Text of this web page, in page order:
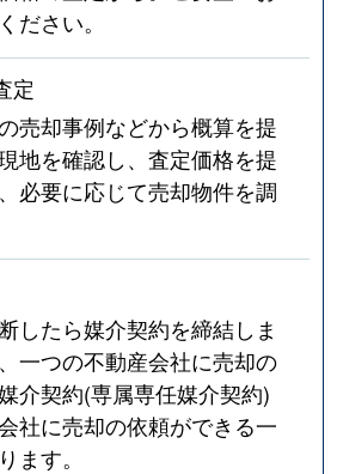
ださい。
定
売却事例などから概算を提
地を確認し、査定価格を提
必要に応じて売却物件を調
したら媒介契約を締結しま
一つの不動産会社に売却の
介契約(専属専任媒介契約)
社に売却の依頼ができる一
ます。